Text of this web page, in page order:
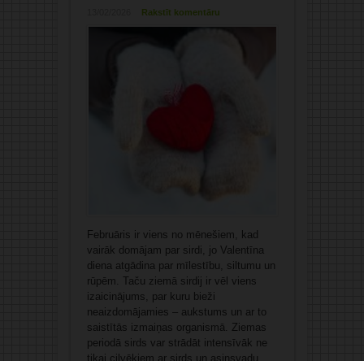
Rakstīt komentāru
Februāris ir viens no mēnešiem, kad
vairāk domājam par sirdi, jo Valentīna
diena atgādina par mīlestību, siltumu un
rūpēm. Taču ziemā sirdij ir vēl viens
izaicinājums, par kuru bieži
neaizdomājamies – aukstums un ar to
saistītās izmaiņas organismā. Ziemas
periodā sirds var strādāt intensīvāk ne
tikai cilvēkiem ar sirds un asinsvadu